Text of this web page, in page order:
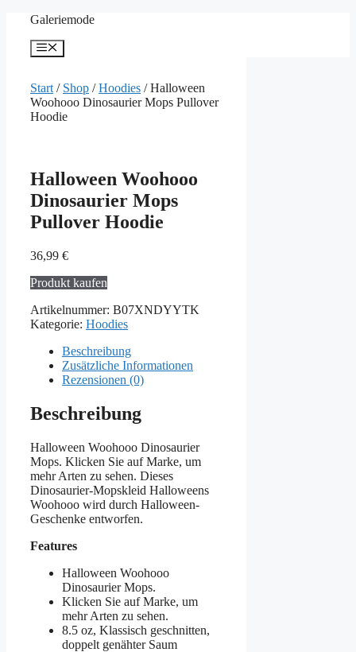
springen
Galeriemode
Menü
Start / Shop /Hoodies / Halloween
Woohooo Dinosaurier Mops Pullover
Hoodie
Halloween Woohooo
Dinosaurier Mops
Pullover Hoodie
36,99 €
Produkt kaufen
Artikelnummer: B07XNDYYTK
Kategorie: Hoodies
Beschreibung
Zusätzliche Informationen
Rezensionen (0)
Beschreibung
Halloween Woohooo Dinosaurier
Mops. Klicken Sie auf Marke, um
mehr Arten zu sehen. Dieses
Dinosaurier-Mopskleid Halloweens
Woohooo wird durch Halloween-
Geschenke entworfen.
Features
Halloween Woohooo
Dinosaurier Mops.
Klicken Sie auf Marke, um
mehr Arten zu sehen.
8.5 oz, Klassisch geschnitten,
doppelt genähter Saum